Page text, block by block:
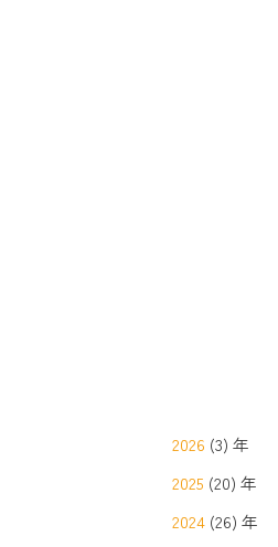
2026 (3) 年
2025 (20) 年
2024 (26) 年